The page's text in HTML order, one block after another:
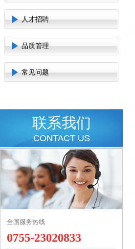
人才招聘
品质管理
常见问题
联系我们
CONTACT US
全国服务热线
0755-23020833